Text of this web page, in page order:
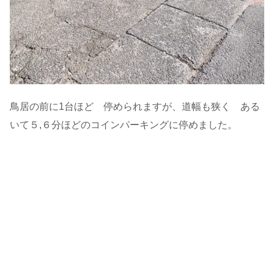
鳥居の前に1台ほど 停められますが、道幅も狭く ある
いて５,６分ほどのコインパーキングに停めました。